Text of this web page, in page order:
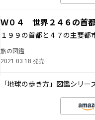
Ｗ０４ 世界２４６の首
１９９の首都と４７の主要
旅の図鑑
2021.03.18 発売
「地球の歩き方」図鑑シリー